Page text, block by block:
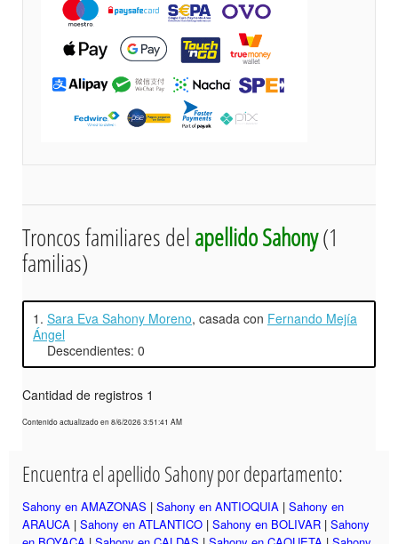
Troncos familiares delapellido Sahony(1
familias)
1. Sara Eva Sahony Moreno, casada con Fernando Mejía
Ángel
Descendientes: 0
Cantidad de registros 1
Contenido actualizado en 8/6/2026 3:51:41 AM
Encuentra el apellido Sahony por departamento:
Sahony en AMAZONAS | Sahony en ANTIOQUIA | Sahony en
ARAUCA | Sahony en ATLANTICO | Sahony en BOLIVAR | Sahony